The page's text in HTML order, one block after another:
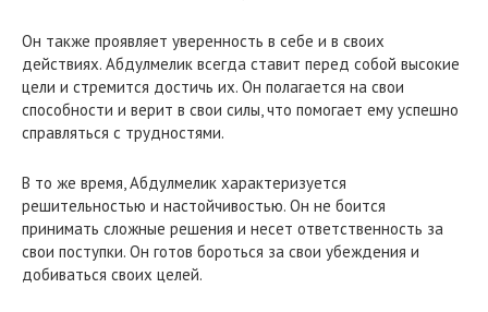
Он также проявляет уверенность в себе и в своих
действиях. Абдулмелик всегда ставит перед собой высокие
цели и стремится достичь их. Он полагается на свои
способности и верит в свои силы, что помогает ему успешно
справляться с трудностями.
В то же время, Абдулмелик характеризуется
решительностью и настойчивостью. Он не боится
принимать сложные решения и несет ответственность за
свои поступки. Он готов бороться за свои убеждения и
добиваться своих целей.